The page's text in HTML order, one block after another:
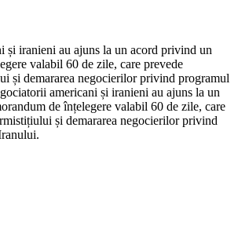
și iranieni au ajuns la un acord privind un
valabil 60 de zile, care prevede
și demararea negocierilor privind programul
americani și iranieni au ajuns la un
de înțelegere valabil 60 de zile, care
și demararea negocierilor privind